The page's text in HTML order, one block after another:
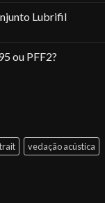
Lubrifil
ou PFF2?
vedação acústica